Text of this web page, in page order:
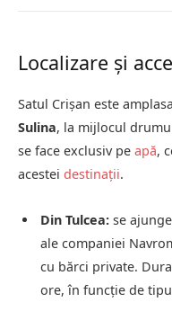
Localizare și
Satul Crișan este
Sulina, la mijlocul
se face exclusiv pe apă,
acestei destinații.
Din Tulcea: se
ale companiei
cu bărci private.
ore, în funcție de